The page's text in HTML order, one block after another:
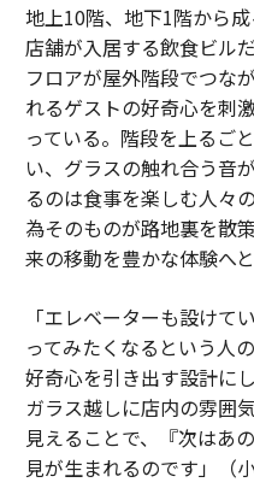
地上10階、地下1階から
店舗が入居する飲食ビル
フロアが屋外階段でつな
れるゲストの好奇心を刺
っている。階段を上るご
い、グラスの触れ合う音
るのは食事を楽しむ人々
為そのものが路地裏を散
来の移動を豊かな体験へと
「エレベーターも設けて
ってみたくなるという人
好奇心を引き出す設計に
ガラス越しに店内の雰囲
見えることで、『次はあ
見が生まれるのです」（小